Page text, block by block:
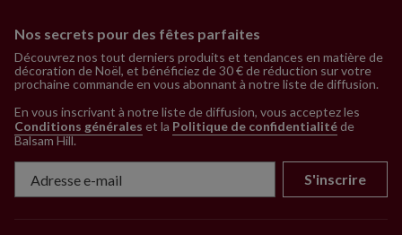
Nos secrets pour des fêtes parfaites
Découvrez nos tout derniers produits et tendances en matière de
décoration de Noël, et bénéficiez de 30 € de réduction sur votre
prochaine commande en vous abonnant à notre liste de diffusion.
En vous inscrivant à notre liste de diffusion, vous acceptez les
Conditions générales et la Politique de confidentialitéde
Balsam Hill.
S'inscrire